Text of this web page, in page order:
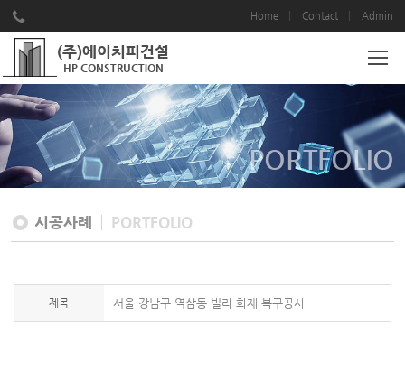
Home Contact Admin
(주)에이치피건설
HP CONSTRUCTION
PORTFOLIO
시공사례 PORTFOLIO
제목 서울 강남구 역삼동 빌라 화재 복구공사